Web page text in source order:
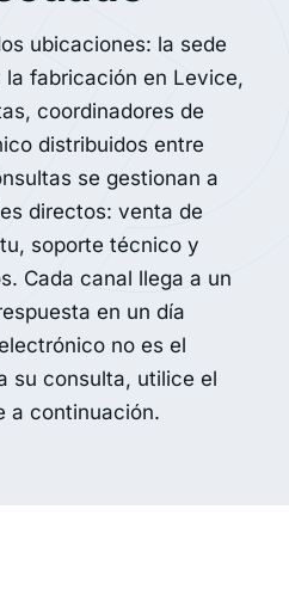
ECOIL
VACOIL
BESPOKE
ubicaciones: la sede
fabricación en Levice,
coordinadores de
distribuidos entre
se gestionan a
directos: venta de
soporte técnico y
Cada canal llega a un
en un día
no es el
su consulta, utilice el
a continuación.